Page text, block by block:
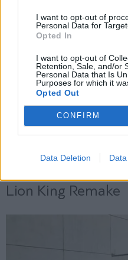
I want to opt-out of
Personal Data for
Opted In
I want to opt-out of
Retention, Sale, and/or
Personal Data that Is
Purposes for which it
Opted Out
CONFIRM
Data Deletion